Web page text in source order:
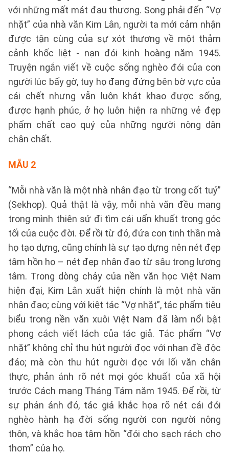
với những mất mát đau thương. Song phải đến “Vợ
nhặt” của nhà văn Kim Lân, người ta mới cảm nhận
được tận cùng của sự xót thương về một thảm
cảnh khốc liệt - nạn đói kinh hoàng năm 1945.
Truyện ngắn viết về cuộc sống nghèo đói của con
người lúc bấy gờ, tuy họ đang đứng bên bờ vực của
cái chết nhưng vẫn luôn khát khao được sống,
được hạnh phúc, ở họ luôn hiện ra những vẻ đẹp
phẩm chất cao quý của những người nông dân
chân chất.
MẪU 2
“Mỗi nhà văn là một nhà nhân đạo từ trong cốt tuỷ”
(Sekhop). Quả thật là vậy, mỗi nhà văn đều mang
trong mình thiên sứ đi tìm cái uẩn khuất trong góc
tối của cuộc đời. Để rồi từ đó, đứa con tinh thần mà
họ tạo dựng, cũng chính là sự tạo dựng nên nét đẹp
tâm hồn họ – nét đẹp nhân đạo từ sâu trong lương
tâm. Trong dòng chảy của nền văn học Việt Nam
hiện đại, Kim Lân xuất hiện chính là một nhà văn
nhân đạo; cùng với kiệt tác “Vợ nhặt”, tác phẩm tiêu
biểu trong nền văn xuôi Việt Nam đã làm nổi bật
phong cách viết lách của tác giả. Tác phẩm “Vợ
nhặt” không chỉ thu hút người đọc với nhan đề độc
đáo; mà còn thu hút người đọc với lối văn chân
thực, phản ánh rõ nét mọi góc khuất của xã hội
trước Cách mạng Tháng Tám năm 1945. Để rồi, từ
sự phản ánh đó, tác giả khắc họa rõ nét cái đói
nghèo hành hạ đời sống người con người nông
thôn, và khắc họa tâm hồn “đói cho sạch rách cho
thơm” của họ.